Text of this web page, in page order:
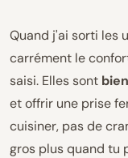
Quand j'ai sorti les
carrément le
saisi. Elles sont
et offrir une prise
cuisiner, pas de
gros plus quand tu